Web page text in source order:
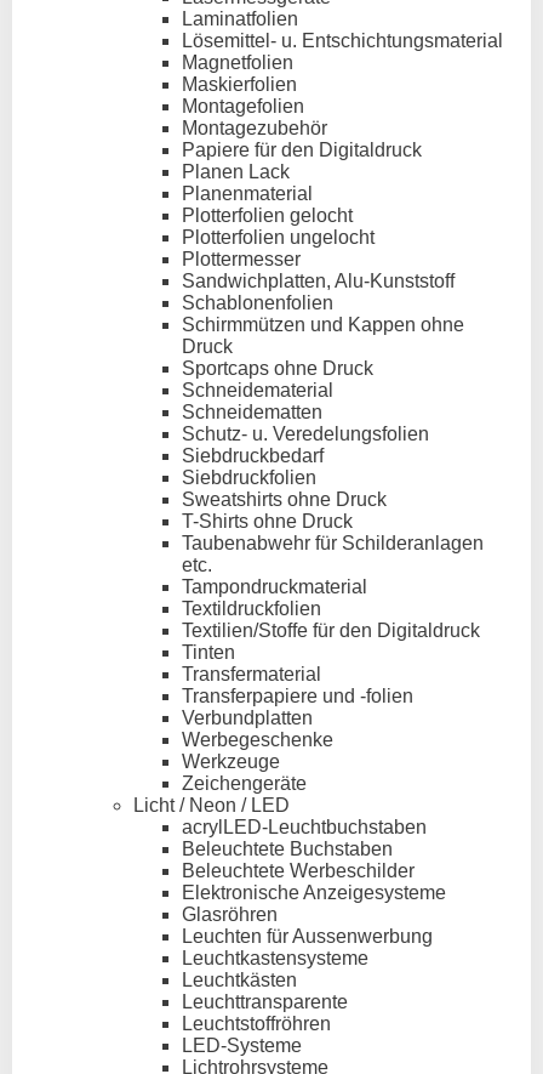
Laminatfolien
Lösemittel- u. Entschichtungsmaterial
Magnetfolien
Maskierfolien
Montagefolien
Montagezubehör
Papiere für den Digitaldruck
Planen Lack
Planenmaterial
Plotterfolien gelocht
Plotterfolien ungelocht
Plottermesser
Sandwichplatten, Alu-Kunststoff
Schablonenfolien
Schirmmützen und Kappen ohne
Druck
Sportcaps ohne Druck
Schneidematerial
Schneidematten
Schutz- u. Veredelungsfolien
Siebdruckbedarf
Siebdruckfolien
Sweatshirts ohne Druck
T-Shirts ohne Druck
Taubenabwehr für Schilderanlagen
etc.
Tampondruckmaterial
Textildruckfolien
Textilien/Stoffe für den Digitaldruck
Tinten
Transfermaterial
Transferpapiere und -folien
Verbundplatten
Werbegeschenke
Werkzeuge
Zeichengeräte
Licht / Neon / LED
acrylLED-Leuchtbuchstaben
Beleuchtete Buchstaben
Beleuchtete Werbeschilder
Elektronische Anzeigesysteme
Glasröhren
Leuchten für Aussenwerbung
Leuchtkastensysteme
Leuchtkästen
Leuchttransparente
Leuchtstoffröhren
LED-Systeme
Lichtrohrsysteme